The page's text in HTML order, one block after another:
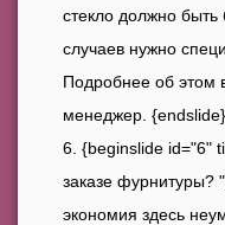
стекло должно
случаев нужно
Подробнее об этом
менеджер. {endslide}
{beginslide id="6"
заказе фурнитуры?
экономия здесь